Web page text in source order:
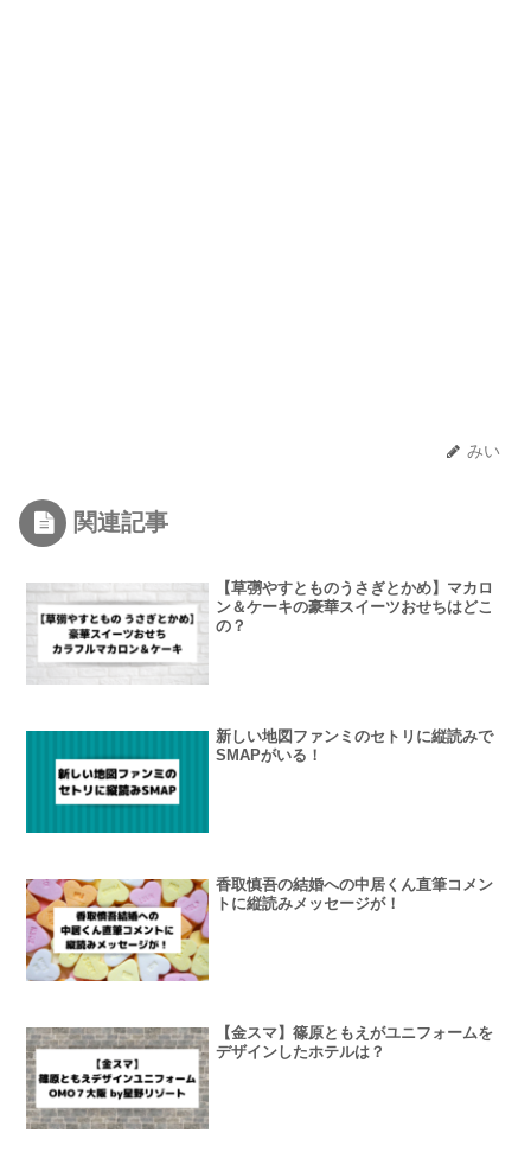
みい
関連記事
【草彅やすとものうさぎとかめ】マカロ
ン＆ケーキの豪華スイーツおせちはどこ
の？
新しい地図ファンミのセトリに縦読みで
SMAPがいる！
香取慎吾の結婚への中居くん直筆コメン
トに縦読みメッセージが！
【金スマ】篠原ともえがユニフォームを
デザインしたホテルは？